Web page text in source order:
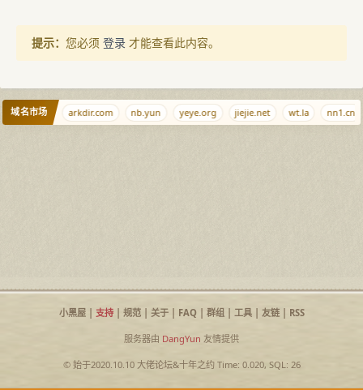
提示： 您必须 登录 才能查看此内容。
域名市场
cc.mba arkdir.com nb.yun yeye.org jiejie.net wt.la nn1.cn
小黑屋| 支持| 规范| 关于| FAQ| 群组| 工具| 友链| RSS
服务器由 DangYun 友情提供
© 始于2020.10.10 大佬论坛&十年之约Time: 0.020, SQL: 26